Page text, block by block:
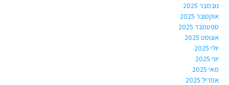
נובמבר 2025
אוקטובר 2025
ספטמבר 2025
אוגוסט 2025
יולי 2025
יוני 2025
מאי 2025
אפריל 2025